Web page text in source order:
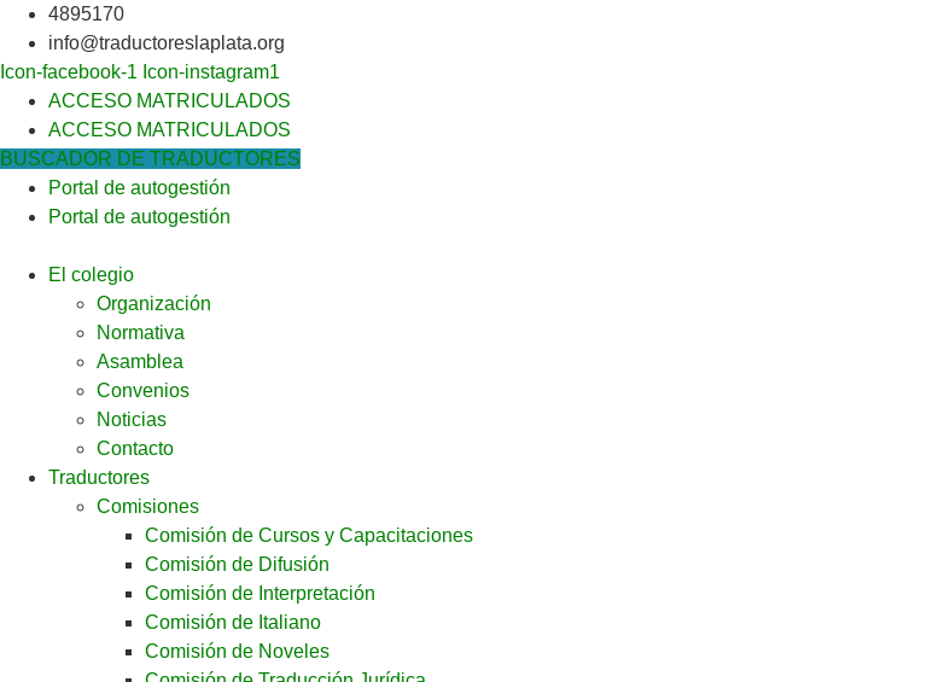
contenido
4895170
info@traductoreslaplata.org
Icon-facebook-1 Icon-instagram1
ACCESO MATRICULADOS
ACCESO MATRICULADOS
BUSCADOR DE TRADUCTORES
Portal de autogestión
Portal de autogestión
El colegio
Organización
Normativa
Asamblea
Convenios
Noticias
Contacto
Traductores
Comisiones
Comisión de Cursos y Capacitaciones
Comisión de Difusión
Comisión de Interpretación
Comisión de Italiano
Comisión de Noveles